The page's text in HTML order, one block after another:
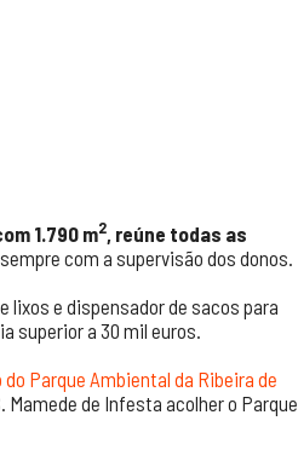
1.790 m2 , reúne todas as
sempre com a supervisão dos donos.
lixos e dispensador de sacos para
superior a 30 mil euros.
do Parque Ambiental da Ribeira de
Mamede de Infesta acolher o Parque